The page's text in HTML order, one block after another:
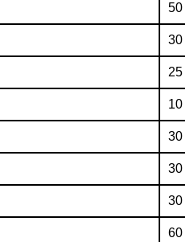
50
30
30
30
30
60